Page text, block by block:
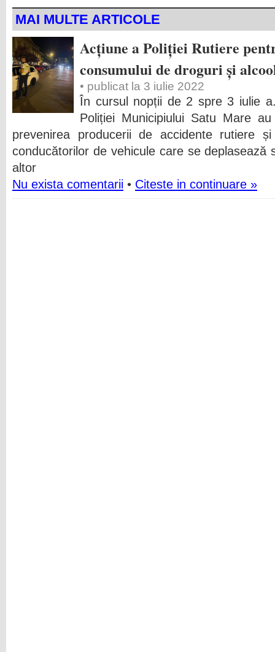
MAI MULTE ARTICOLE
Acțiune a Poliției Rutiere
consumului de droguri și
• publicat la 3 iulie 2022
În cursul nopții de 2 spre 3 iulie
Poliției Municipiului Satu Mare
prevenirea producerii de accidente rutiere
conducătorilor de vehicule care se deplasează
altor
Nu exista comentarii • Citeste in continuare »